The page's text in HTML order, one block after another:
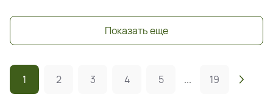
Показать еще
1 2 3 4 5 ... 19